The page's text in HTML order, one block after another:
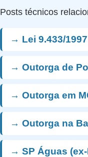
Posts técnicos
→ Lei 9.433/
→ Outorga de
→ Outorga em
→ Outorga na
→ SP Águas